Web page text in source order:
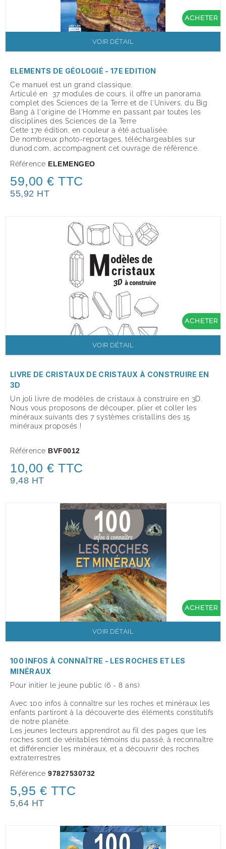
ACHETER
VOIR DÉTAIL
ELEMENTS DE GÉOLOGIÉ - 17E EDITION
Ce manuel est un grand classique.
Articulé en 37 modules de cours, il offre un panorama
complet des Sciences de la Terre et de l'Univers, du Big
Bang à l'origine de l'Homme en passant par toutes les
disciplines des Sciences de la Terre
Cette 17e édition, en couleur a été actualisée.
De nombreux photo-reportages, téléchargeables sur
dunod.com, accompagnent cet ouvrage de référence.
Référence ELEMENGEO
59,00 € TTC
55,92 HT
ACHETER
VOIR DÉTAIL
LIVRE DE CRISTAUX DE CRISTAUX À CONSTRUIRE EN
3D
Un joli livre de modèles de cristaux à construire en 3D.
Nous vous proposons de découper, plier et coller les
minéraux suivants des 7 systèmes cristallins des 15
minéraux proposés !
Référence BVF0012
10,00 € TTC
9,48 HT
ACHETER
VOIR DÉTAIL
100 INFOS À CONNAÎTRE - LES ROCHES ET LES
MINÉRAUX
Pour initier le jeune public (6 - 8 ans)
Avec 100 infos à connaître sur les roches et minéraux les
enfants partiront à la découverte des éléments constitutifs
de notre planète.
Les jeunes lecteurs apprendrot au fil des pages que les
roches sont de véritables témoins du passé, à reconnaître
et différencier les minéraux, et a découvrir des roches
extraterrestres
Référence 97827530732
5,95 € TTC
5,64 HT